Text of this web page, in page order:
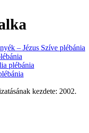
– Jézus Szíve plébánia
plébánia
kezdete: 2002.